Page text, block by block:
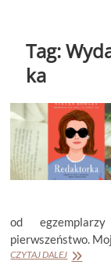
Tag:
ka
od
pierwszeństwo.
CZYTAJ DALEJSTEVEN